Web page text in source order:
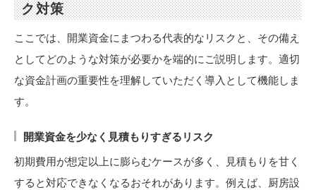
ク対策
ここでは、開業資金にまつわる代表的なリスクと、その備え
としてどのような対策が必要かを端的にご説明します。適切
な資金計画の重要性を理解していただく導入として機能しま
す。
開業資金を少なく見積もりすぎるリスク
初期費用が想定以上に膨らむケースが多く、見積もりを甘く
すると対応できなくなるおそれがあります。例えば、厨房設